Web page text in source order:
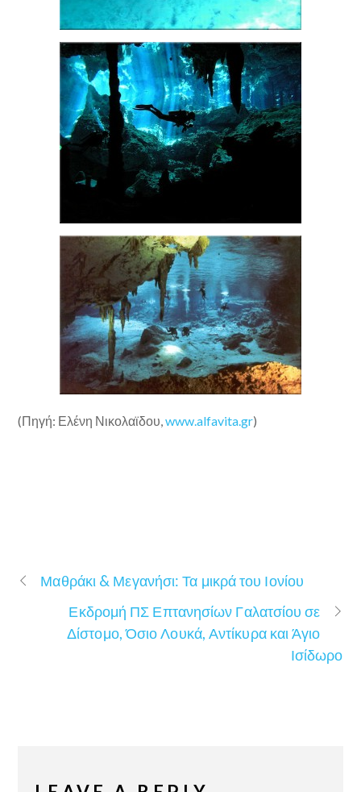
(Πηγή: Ελένη Νικολαϊδου,www.alfavita.gr)
Μαθράκι & Μεγανήσι: Τα μικρά του Ιονίου
Εκδρομή ΠΣ Επτανησίων Γαλατσίου σε
Δίστομο, Όσιο Λουκά, Αντίκυρα και Άγιο
Ισίδωρο